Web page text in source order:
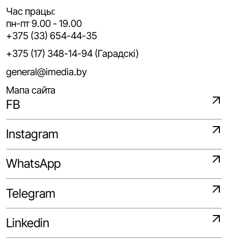
Час працы:
пн-пт 9.00 - 19.00
+375 (33) 654-44-35
+375 (17) 348-14-94 (Гарадскі)
general@imedia.by
Мапа сайта
FB
Instagram
WhatsApp
Telegram
Linkedin